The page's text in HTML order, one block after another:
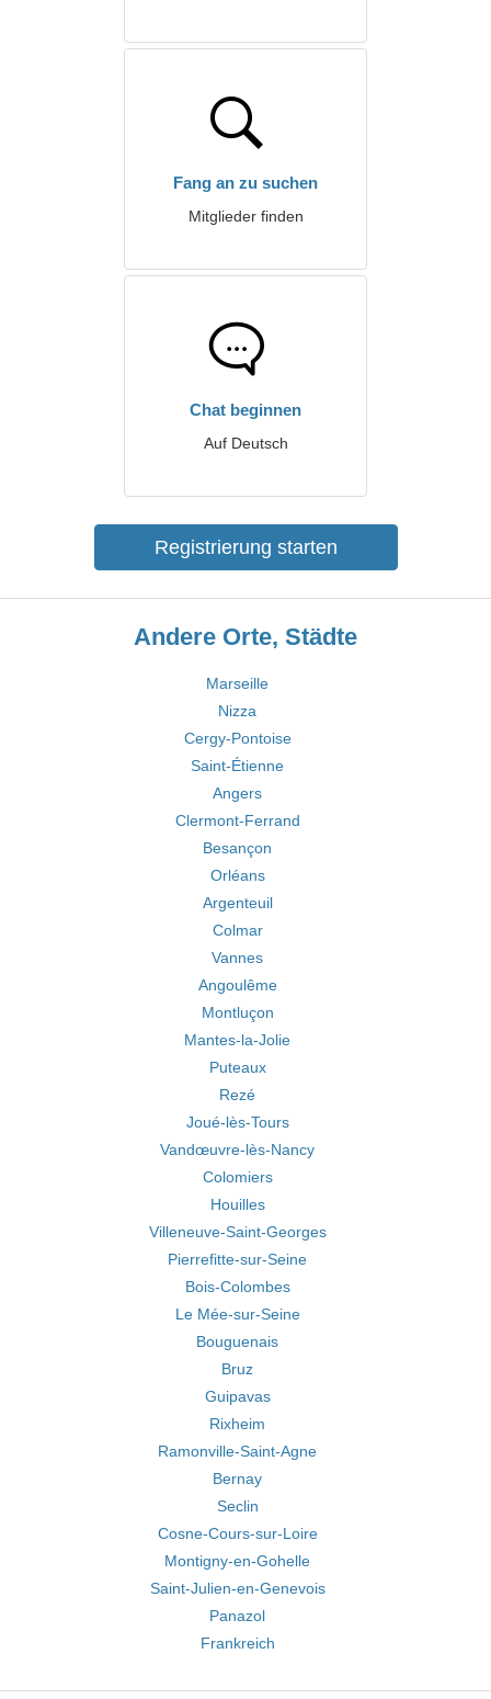
Fang an zu suchen
Mitglieder finden
Chat beginnen
Auf Deutsch
Registrierung starten
Andere Orte, Städte
Marseille
Nizza
Cergy-Pontoise
Saint-Étienne
Angers
Clermont-Ferrand
Besançon
Orléans
Argenteuil
Colmar
Vannes
Angoulême
Montluçon
Mantes-la-Jolie
Puteaux
Rezé
Joué-lès-Tours
Vandœuvre-lès-Nancy
Colomiers
Houilles
Villeneuve-Saint-Georges
Pierrefitte-sur-Seine
Bois-Colombes
Le Mée-sur-Seine
Bouguenais
Bruz
Guipavas
Rixheim
Ramonville-Saint-Agne
Bernay
Seclin
Cosne-Cours-sur-Loire
Montigny-en-Gohelle
Saint-Julien-en-Genevois
Panazol
Frankreich